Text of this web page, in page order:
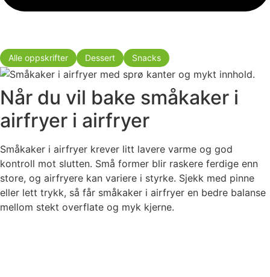
Alle oppskrifter Dessert Snacks
Når du vil bake småkaker i
airfryer i airfryer
Småkaker i airfryer krever litt lavere varme og god
kontroll mot slutten. Små former blir raskere ferdige enn
store, og airfryere kan variere i styrke. Sjekk med pinne
eller lett trykk, så får småkaker i airfryer en bedre balanse
mellom stekt overflate og myk kjerne.